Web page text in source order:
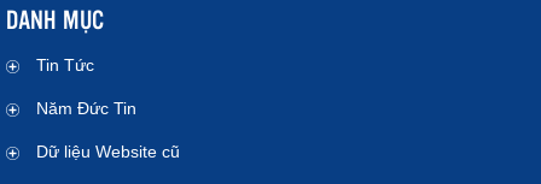
DANH MỤC
Tin Tức
Năm Đức Tin
Dữ liệu Website cũ